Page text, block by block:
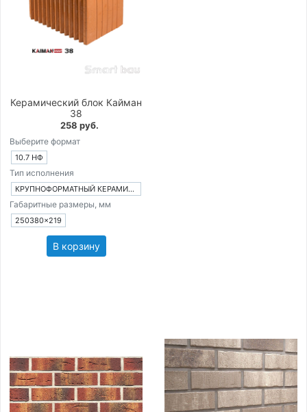
Керамический блок Кайман
38
258 руб.
Выберите формат
10.7 НФ
Тип исполнения
КРУПНОФОРМАТНЫЙ КЕРАМИЧЕСКИЙ БЛОК
Габаритные размеры, мм
250380×219
В корзину